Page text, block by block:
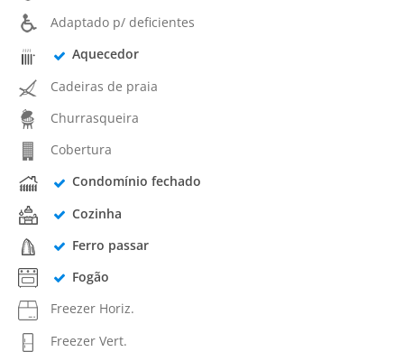
Adaptado p/ deficientes
Aquecedor
Cadeiras de praia
Churrasqueira
Cobertura
Condomínio fechado
Cozinha
Ferro passar
Fogão
Freezer Horiz.
Freezer Vert.